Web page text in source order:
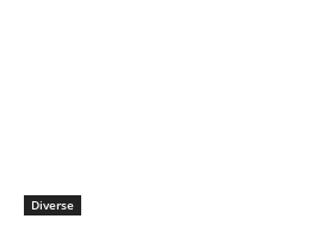
Diverse